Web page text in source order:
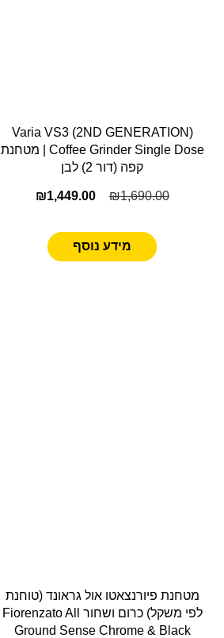
Varia VS3 (2ND GENERATION)
Coffee Grinder Single Dose | מטחנת
קפה (דור 2) לבן
₪1,690.00
₪1,449.00
מידע נוסף
מטחנת פיורנצאטו אול גראונד (טוחנת
לפי משקל) כרום ושחור Fiorenzato All
Ground Sense Chrome & Black